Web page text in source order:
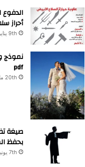
أحراز
9th يناير 2023
نموذج
pdf
20th مايو 2022
صيغة
بحفظ
7th يونيو 2023